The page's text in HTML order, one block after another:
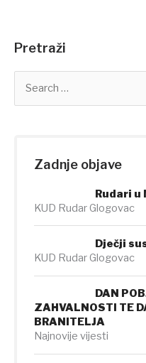
Pretraži
e
Zadnje objave
Rudari u
KUD Rudar Glogovac
Dječji
KUD Rudar Glogovac
DAN
ZAHVALNOSTI TE
BRANITELJA
Najnovije vijesti